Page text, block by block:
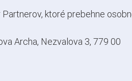
ktoré prebehne
Archa, Nezvalova 3, 779 00